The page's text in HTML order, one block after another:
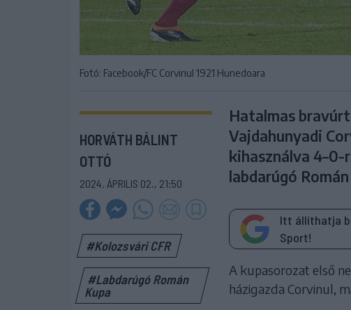
Fotó: Facebook/FC Corvinul 1921 Hunedoara
HORVÁTH BÁLINT
OTTÓ
2024. ÁPRILIS 02., 21:50
#Kolozsvári CFR
#Labdarúgó Román
Kupa
Hatalmas
Vajdahunyadi
kihasználva
labdarúgó
Itt állíthatja
Sport!
A kupasorozat első
házigazda Corvinul,